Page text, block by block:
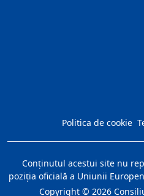
Politica de cookie
Conţinutul acestui site nu
poziţia oficială a Uniunii
Copyright © 2026